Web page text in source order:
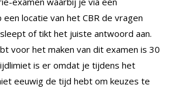
locatie van het CBR de vragen
of tikt het juiste antwoord aan.
voor het maken van dit examen is 30
is er omdat je tijdens het
eeuwig de tijd hebt om keuzes te